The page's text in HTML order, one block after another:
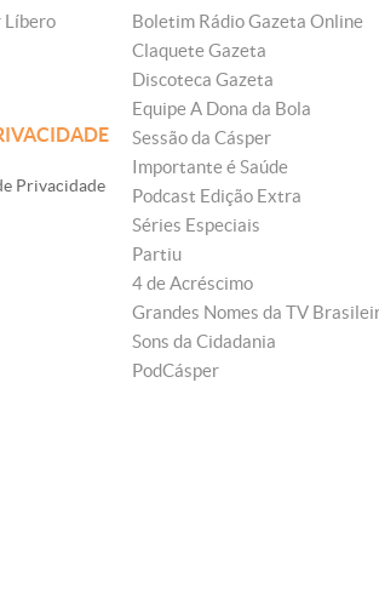
Líbero
Privacidade
Boletim Rádio Gazeta Online
Claquete Gazeta
Discoteca Gazeta
Equipe A Dona da Bola
Sessão da Cásper
Importante é Saúde
Podcast Edição Extra
Séries Especiais
Partiu
4 de Acréscimo
Grandes Nomes da TV
Sons da Cidadania
PodCásper